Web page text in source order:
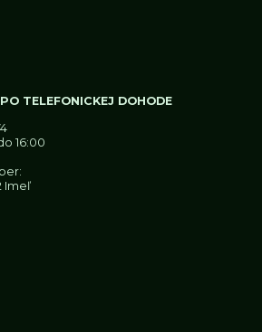
TELEFONICKEJ DOHODE
16:00
Imeľ